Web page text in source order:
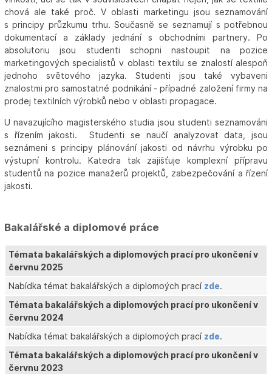
chová ale také proč. V oblasti marketingu jsou seznamování
s principy průzkumu trhu. Současně se seznamují s potřebnou
dokumentací a základy jednání s obchodními partnery. Po
absolutoriu jsou studenti schopni nastoupit na pozice
marketingových specialistů v oblasti textilu se znalostí alespoň
jednoho světového jazyka. Studenti jsou také vybaveni
znalostmi pro samostatné podnikání - případné založení firmy na
prodej textilních výrobků nebo v oblasti propagace.
U navazujícího magisterského studia jsou studenti seznamováni
s řízením jakosti. Studenti se naučí analyzovat data, jsou
seznámeni s principy plánování jakosti od návrhu výrobku po
výstupní kontrolu. Katedra tak zajišťuje komplexní přípravu
studentů na pozice manažerů projektů, zabezpečování a řízení
jakosti.
Bakalářské a diplomové práce
Témata bakalářských a diplomových prací pro ukončení v
červnu 2025
Nabídka témat bakalářských a diplomoých prací zde.
Témata bakalářských a diplomových prací pro ukončení v
červnu 2024
Nabídka témat bakalářských a diplomoých prací zde.
Témata bakalářských a diplomových prací pro ukončení v
červnu 2023